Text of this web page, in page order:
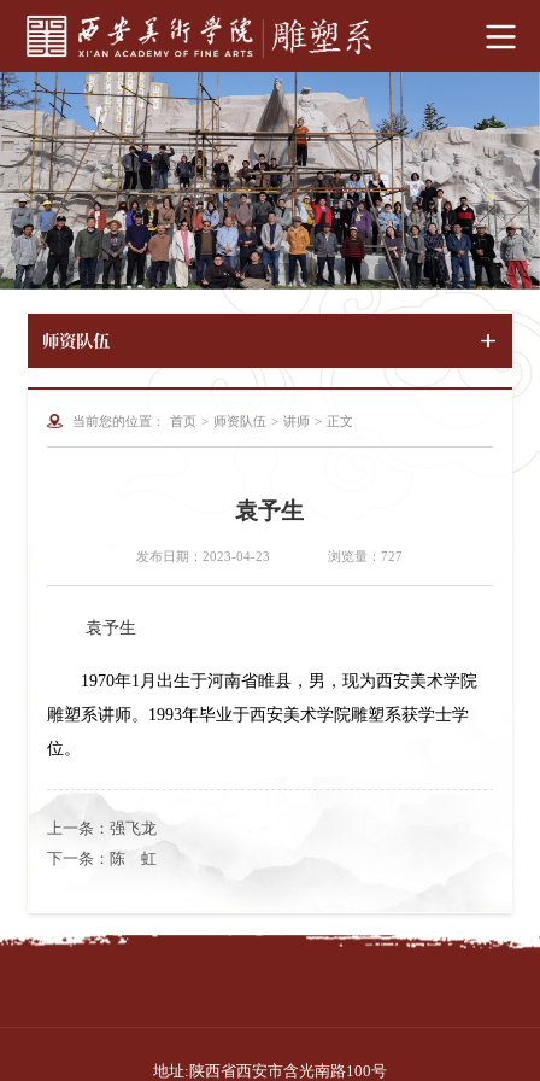
师资队伍
当前您的位置： 首页 > 师资队伍 > 讲师 > 正文
袁予生
发布日期：2023-04-23 浏览量：727
袁予生
1970年1月出生于河南省睢县，男，现为西安美术学院
雕塑系讲师。1993年毕业于西安美术学院雕塑系获学士学
位。
上一条：强飞龙
下一条： 陈 虹
地址:陕西省西安市含光南路100号